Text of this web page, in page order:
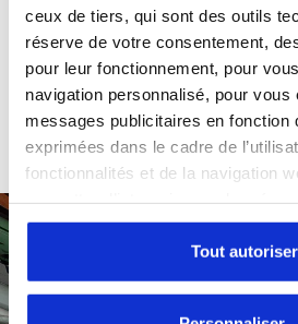
ceux de tiers, qui sont des outils
réserve de votre consentement,
pour leur fonctionnement, pour
navigation personnalisé, pour vous
messages publicitaires en fonction
exprimées dans le cadre de
fonctionnalités et de la navigation
des fins d’analyse et de suivi de
le site web. En cliquant sur
l’utilisation de cookies et d’autres
Tout autoriser
Découvrir la collection
Transpiration maximale, même
les plus intenses